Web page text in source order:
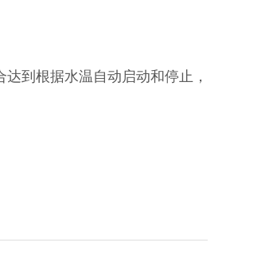
到根据水温自动启动和停止，